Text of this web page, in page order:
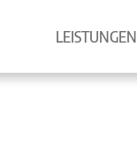
LEISTUNGEN